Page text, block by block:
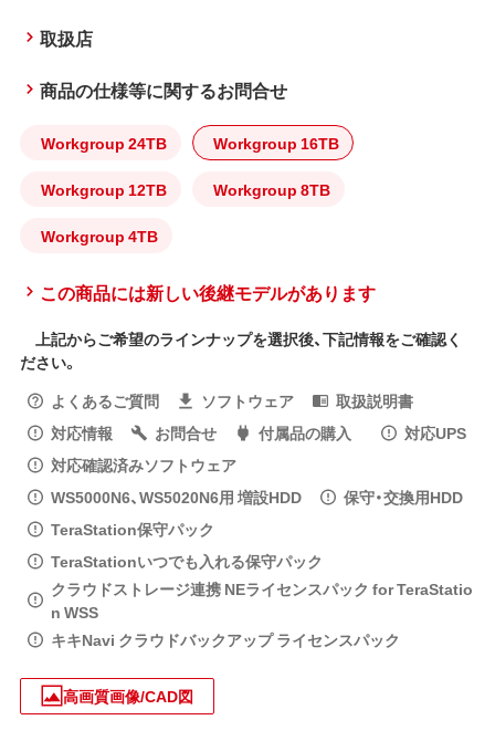
取扱店
商品の仕様等に関するお問合せ
Workgroup 24TB Workgroup 16TB
Workgroup 12TB Workgroup 8TB
Workgroup 4TB
この商品には新しい後継モデルがあります
上記からご希望のラインナップを選択後、下記情報をご確認く
ださい。
よくあるご質問
ソフトウェア
取扱説明書
対応情報
お問合せ 付属品の購入
対応UPS
対応確認済みソフトウェア
WS5000N6、WS5020N6用 増設HDD
保守・交換用HDD
TeraStation保守パック
TeraStationいつでも入れる保守パック
クラウドストレージ連携 NEライセンスパック for TeraStatio
n WSS
キキNavi クラウドバックアップ ライセンスパック
高画質画像/CAD図